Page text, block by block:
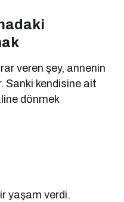
veren şey, annenin
Sanki kendisine ait
dönmek
yaşam verdi.